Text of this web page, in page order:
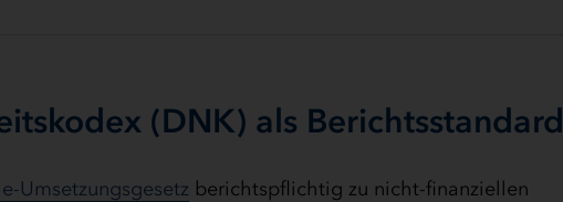
(DNK) als Berichtsstandard
Umsetzungsgesetz berichtspflichtig zu nicht-finanziellen